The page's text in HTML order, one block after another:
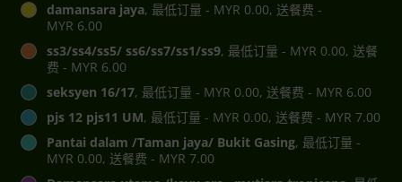
damansara jaya, 最低订量 - MYR 0.00, 送餐费 -
MYR 6.00
ss3/ss4/ss5/ ss6/ss7/ss1/ss9, 最低订量 - MYR 0.00, 送餐
费 - MYR 6.00
seksyen 16/17, 最低订量 - MYR 0.00, 送餐费 - MYR 6.00
pjs 12 pjs11 UM, 最低订量 - MYR 0.00, 送餐费 - MYR 7.00
Pantai dalam /Taman jaya/ Bukit Gasing, 最低订量 -
MYR 0.00, 送餐费 - MYR 7.00